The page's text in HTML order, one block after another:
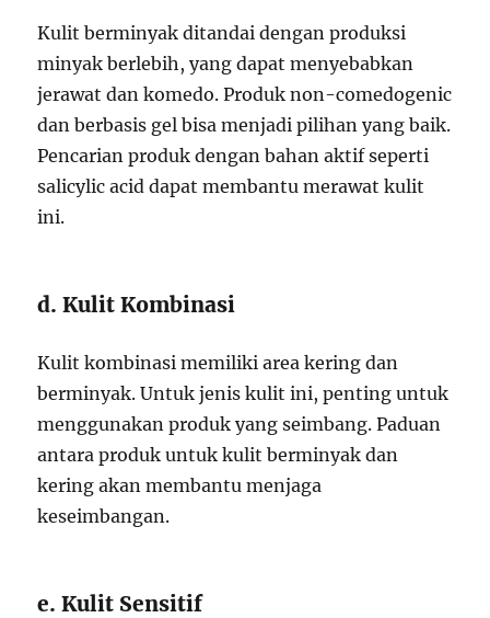
Kulit berminyak ditandai dengan produksi
minyak berlebih, yang dapat menyebabkan
jerawat dan komedo. Produk non-comedogenic
dan berbasis gel bisa menjadi pilihan yang baik.
Pencarian produk dengan bahan aktif seperti
salicylic acid dapat membantu merawat kulit
ini.
d. Kulit Kombinasi
Kulit kombinasi memiliki area kering dan
berminyak. Untuk jenis kulit ini, penting untuk
menggunakan produk yang seimbang. Paduan
antara produk untuk kulit berminyak dan
kering akan membantu menjaga
keseimbangan.
e. Kulit Sensitif